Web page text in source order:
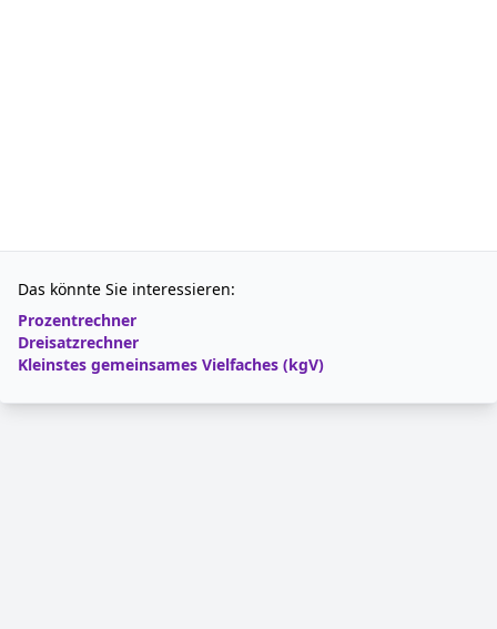
Das könnte Sie interessieren:
Prozentrechner
Dreisatzrechner
Kleinstes gemeinsames Vielfaches (kgV)